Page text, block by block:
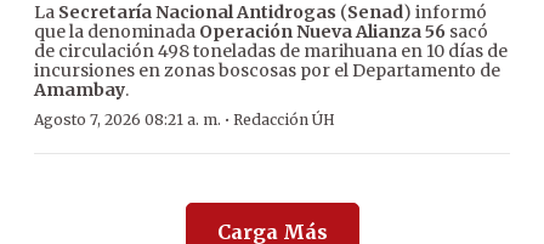
La Secretaría Nacional Antidrogas (Senad) informó
que la denominada Operación Nueva Alianza 56 sacó
de circulación 498 toneladas de marihuana en 10 días de
incursiones en zonas boscosas por el Departamento de
Amambay.
Agosto 7, 2026 08:21 a. m. · Redacción ÚH
Carga Más